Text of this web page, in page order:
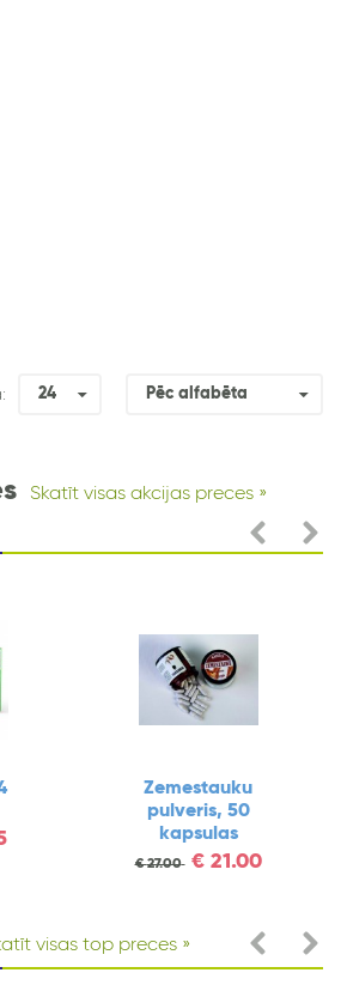
24 Pēc alfabēta
Skatīt visas akcijas preces
Zemestauku
pulveris, 50
kapsulas
€27.00 € 21.00
visas top preces